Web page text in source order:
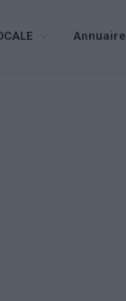
Annuaire